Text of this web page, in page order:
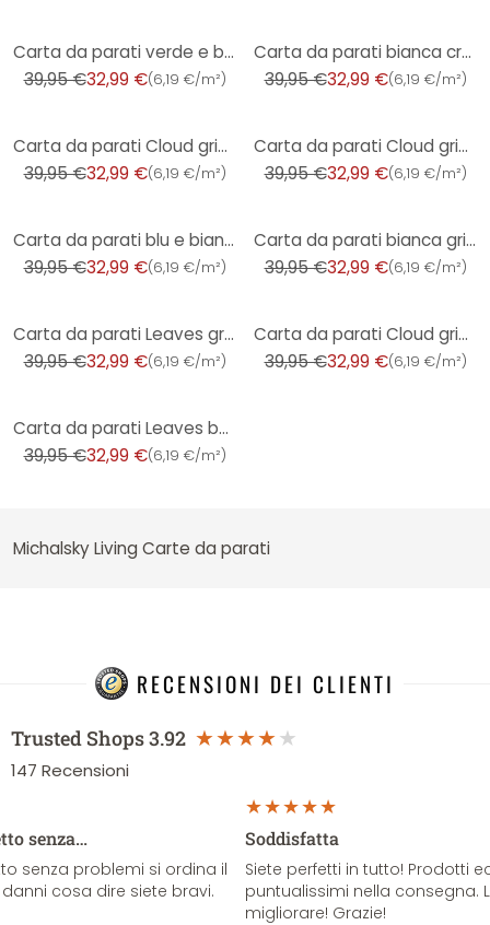
Carta da parati verde e bianca in tessuto non tessuto con motivi tropicali e un aspetto morbido
39,95 €32,99 €(6,19 €/m²)
Carta da parati bianca crema cloud - Carta da parati in tessuto non tessuto con un morbido motivo ci
39,95 €32,99 €(6,19 €/m²)
Carta da parati Cloud grigio blu - Carta da parati in tessuto non tessuto con motivo realistico del
39,95 €32,99 €(6,19 €/m²)
Carta da parati Cloud grigio chiaro bianco - Carta da parati in tessuto non tessuto con motivo cielo
39,95 €32,99 €(6,19 €/m²)
Carta da parati blu e bianca con nuvole - Carta da parati in tessuto non tessuto con un morbido moti
39,95 €32,99 €(6,19 €/m²)
Carta da parati bianca grigia a forma di palma - Carta da parati in tessuto non tessuto con un motiv
39,95 €32,99 €(6,19 €/m²)
Carta da parati Leaves grey - Carta da parati in tessuto non tessuto con un motivo a foglie di grand
39,95 €32,99 €(6,19 €/m²)
Carta da parati Cloud grigio bianco - Carta da parati in tessuto non tessuto con motivo cielo morbid
39,95 €32,99 €(6,19 €/m²)
Carta da parati Leaves beige crema - Carta da parati in tessuto non tessuto con motivo a foglie di g
39,95 €32,99 €(6,19 €/m²)
Michalsky Living Carte da parati
RECENSIONI DEI CLIENTI
Trusted Shops3.92
147 Recensioni
senza…
senza problemi si ordina il
cosa dire siete bravi.
Soddisfatta
Siete perfetti in tutto! Prodotti
puntualissimi nella consegna.
migliorare! Grazie!